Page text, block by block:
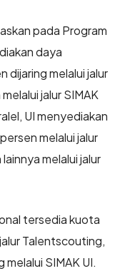
pada Program
daya
dijaring melalui jalur
jalur SIMAK
UI menyediakan
melalui jalur
melalui jalur
tersedia kuota
Talentscouting,
SIMAK UI.